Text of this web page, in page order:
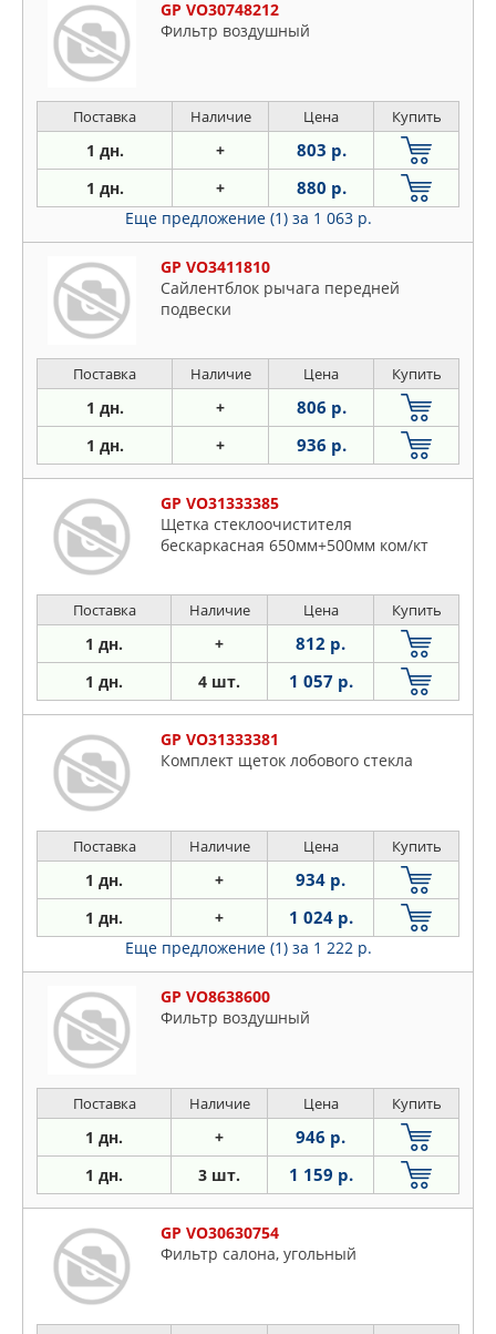
GP VO30748212
Фильтр воздушный
Поставка Наличие Цена Купить
1 дн. + 803 р.
1 дн. + 880 р.
Еще предложение (1) за 1 063 р.
GP VO3411810
Сайлентблок рычага передней
подвески
Поставка Наличие Цена Купить
1 дн. + 806 р.
1 дн. + 936 р.
GP VO31333385
Щетка стеклоочистителя
бескаркасная 650мм+500мм ком/кт
Поставка Наличие Цена Купить
1 дн. + 812 р.
1 дн. 4 шт. 1 057 р.
GP VO31333381
Комплект щеток лобового стекла
Поставка Наличие Цена Купить
1 дн. + 934 р.
1 дн. + 1 024 р.
Еще предложение (1) за 1 222 р.
GP VO8638600
Фильтр воздушный
Поставка Наличие Цена Купить
1 дн. + 946 р.
1 дн. 3 шт. 1 159 р.
GP VO30630754
Фильтр салона, угольный